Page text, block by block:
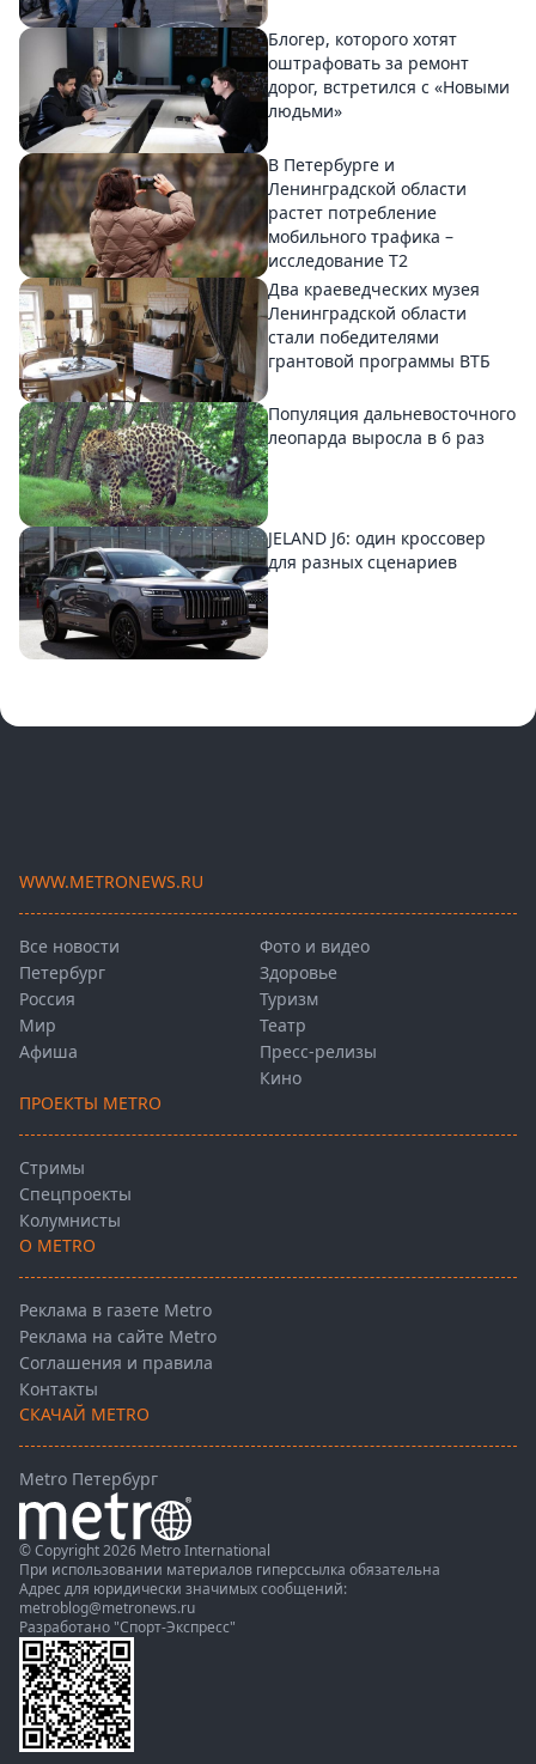
Блогер, которого хотят
оштрафовать за ремонт
дорог, встретился с «Новыми
людьми»
В Петербурге и
Ленинградской области
растет потребление
мобильного трафика –
исследование T2
Два краеведческих музея
Ленинградской области
стали победителями
грантовой программы ВТБ
Популяция дальневосточного
леопарда выросла в 6 раз
JELAND J6: один кроссовер
для разных сценариев
WWW.METRONEWS.RU
Все новости
Петербург
Россия
Мир
Афиша
Фото и видео
Здоровье
Туризм
Театр
Пресс-релизы
Кино
ПРОЕКТЫ METRO
Стримы
Спецпроекты
Колумнисты
О METRO
Реклама в газете Metro
Реклама на сайте Metro
Соглашения и правила
Контакты
СКАЧАЙ METRO
Metro Петербург
© Copyright 2026 Metro International
При использовании материалов гиперссылка обязательна
Адрес для юридически значимых сообщений:
metroblog@metronews.ru
Разработано "Спорт-Экспресс"